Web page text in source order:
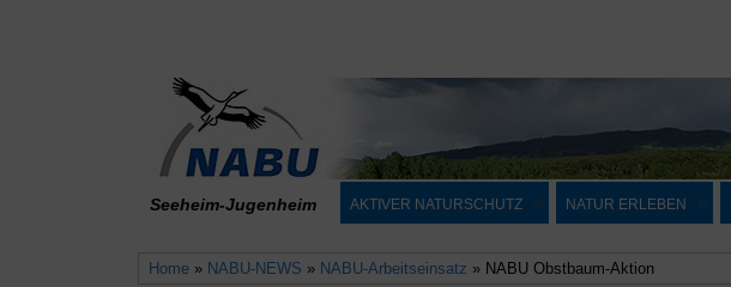
Seeheim-Jugenheim AKTIVER NATURSCHUTZ NATUR ERLEBEN
Home» NABU-NEWS » NABU-Arbeitseinsatz » NABU Obstbaum-Aktion